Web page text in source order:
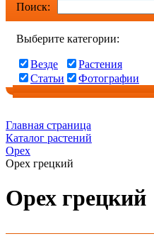
Поиск:
Выберите категории:
Везде
Растения
Статьи
Фотографии
Главная страница
Каталог растений
Орех
Орех грецкий
Орех грецкий